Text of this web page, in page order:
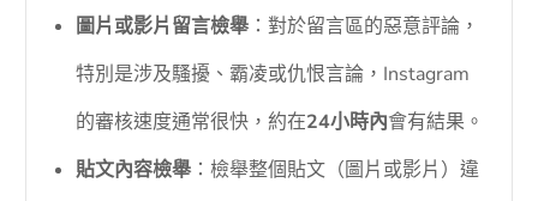
圖片或影片留言檢舉 ：對於留言區的惡意評論，
特別是涉及騷擾、霸凌或仇恨言論，Instagram
的審核速度通常很快，約在24小時內會有結果。
貼文內容檢舉 ：檢舉整個貼文（圖片或影片）違